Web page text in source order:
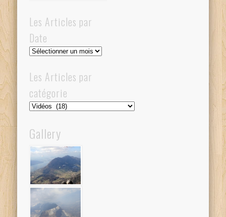
Les Articles par
Date
Les
par
Date
Les Articles par
catégorie
Les
catégorie
Gallery